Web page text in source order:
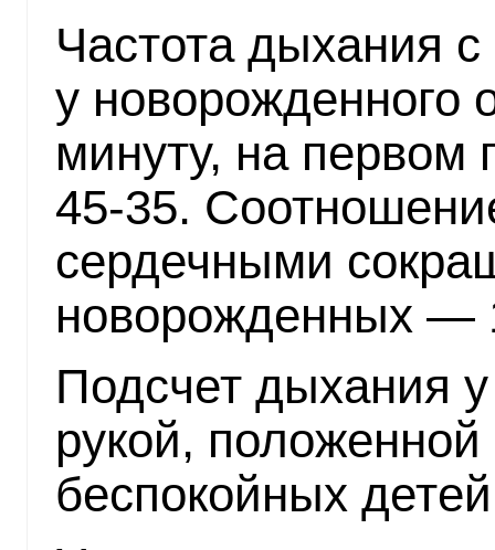
Частота дыхания
у новорожденного
минуту, на первом
45-35.
сердечными
новорожденных —
Подсчет дыхания
рукой, положенной
беспокойных